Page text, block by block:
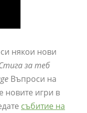
някои нови
за теб
Въпроси на
новите игри в
събитие на